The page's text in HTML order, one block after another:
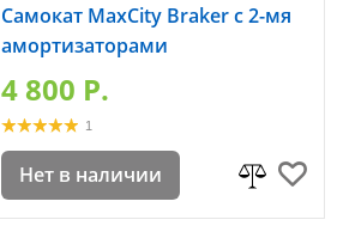
Самокат MaxCity Braker с 2-мя
амортизаторами
4 800 P.
1
Нет в наличии